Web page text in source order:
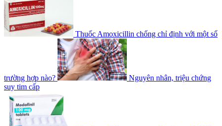
Thuốc Amoxicillin chống chỉ định với một số
trường hợp nào?
Nguyên nhân, triệu chứng
suy tim cấp